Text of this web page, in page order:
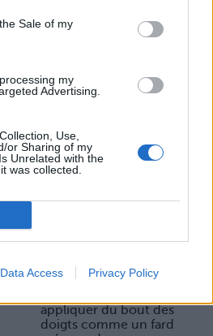
Sale of my
my
Advertising.
Use,
or Sharing of my
Unrelated with the
was collected.
Data Access Privacy Policy
noirs ou bleus : du marron
clair ou foncé, du beige, du
tout !
La palette de fards Cool
Spectrum de Zoeva est un
condensé des teintes
idéales pour varier son
journée comme en soirée.
sont de vrais petits bijoux
pour illuminer le regard et
appliquer du bout des
doigts comme un fard